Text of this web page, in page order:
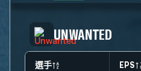
UNWANTED
選手 EPS